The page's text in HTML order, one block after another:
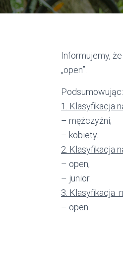
Informujemy,
„open”.
Podsumowując:
1. Klasyfikacja
– mężczyźni;
– kobiety.
2. Klasyfikacja
– open;
– junior.
3. Klasyfikacja
– open.